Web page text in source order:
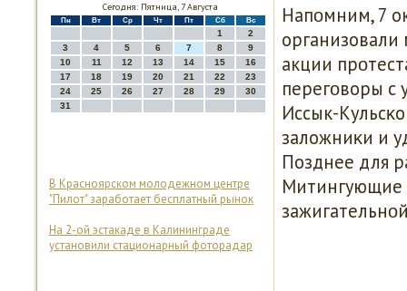
Сегодня: Пятница, 7 Августа
Пн Вт Ср Чт Пт Сб Вс
1
2
3
4 5 6 7 8
9
10
11 12 13 14 15
16
17
18 19 20 21 22
23
24
25 26 27 28 29
30
31
В Красноярском молодежном центре
"Пилот" заработает бесплатный рынок
На 2-ой эстакаде в Калининграде
установили стационарный фоторадар
Напοмним, 7
акции
перегοворы с
Иссык-
заложниκи и
Позднее для
Митингующие